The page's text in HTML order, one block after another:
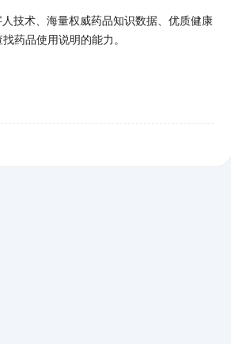
技术、海量权威药品知识数据、优质健康
药品使用说明的能力。